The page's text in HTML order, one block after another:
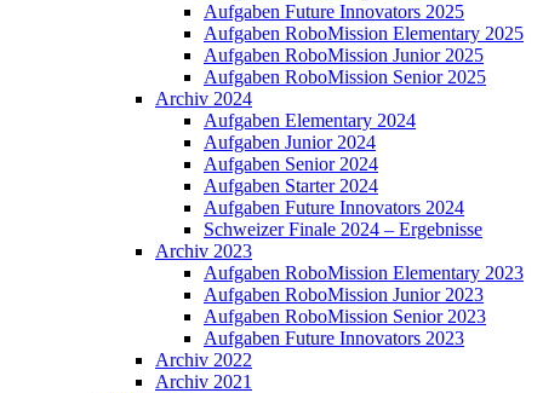
Aufgaben Future Innovators 2025
Aufgaben RoboMission Elementary 2025
Aufgaben RoboMission Junior 2025
Aufgaben RoboMission Senior 2025
Archiv 2024
Aufgaben Elementary 2024
Aufgaben Junior 2024
Aufgaben Senior 2024
Aufgaben Starter 2024
Aufgaben Future Innovators 2024
Schweizer Finale 2024 – Ergebnisse
Archiv 2023
Aufgaben RoboMission Elementary 2023
Aufgaben RoboMission Junior 2023
Aufgaben RoboMission Senior 2023
Aufgaben Future Innovators 2023
Archiv 2022
Archiv 2021